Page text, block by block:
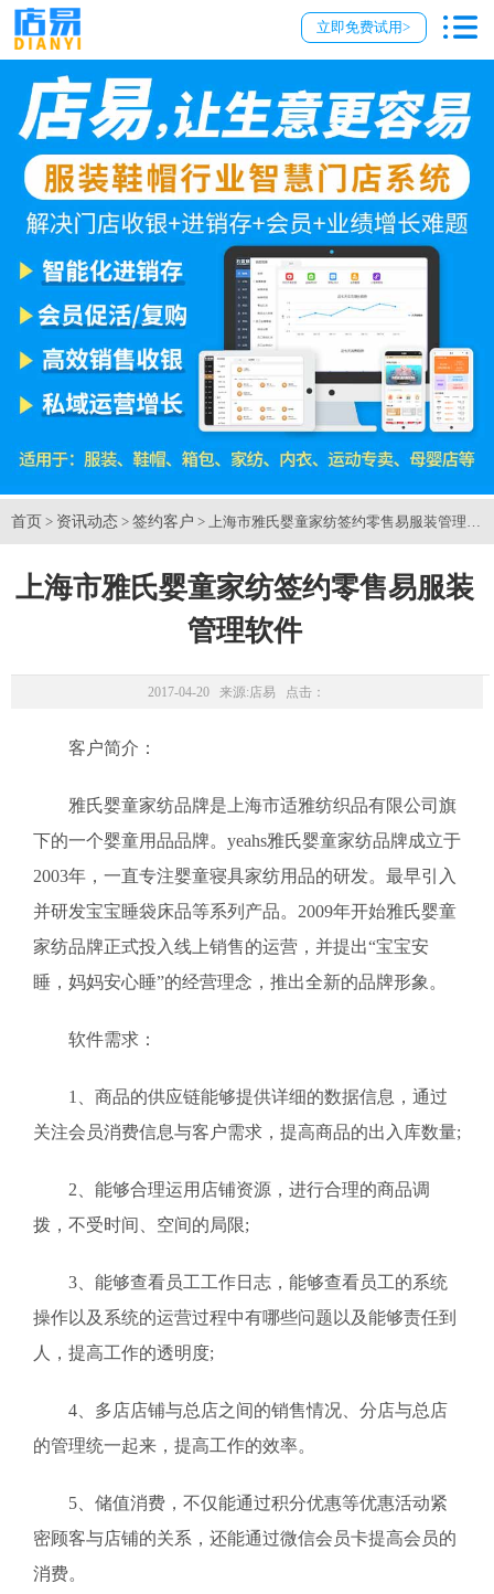
立即免费试用>
首页 > 资讯动态 > 签约客户 > 上海市雅氏婴童家纺签约零售易服装管理软件
上海市雅氏婴童家纺签约零售易服装
管理软件
2017-04-20 来源:店易 点击：
客户简介：
雅氏婴童家纺品牌是上海市适雅纺织品有限公司旗
下的一个婴童用品品牌。yeahs雅氏婴童家纺品牌成立于
2003年，一直专注婴童寝具家纺用品的研发。最早引入
并研发宝宝睡袋床品等系列产品。2009年开始雅氏婴童
家纺品牌正式投入线上销售的运营，并提出“宝宝安
睡，妈妈安心睡”的经营理念，推出全新的品牌形象。
软件需求：
1、商品的供应链能够提供详细的数据信息，通过
关注会员消费信息与客户需求，提高商品的出入库数量;
2、能够合理运用店铺资源，进行合理的商品调
拨，不受时间、空间的局限;
3、能够查看员工工作日志，能够查看员工的系统
操作以及系统的运营过程中有哪些问题以及能够责任到
人，提高工作的透明度;
4、多店店铺与总店之间的销售情况、分店与总店
的管理统一起来，提高工作的效率。
5、储值消费，不仅能通过积分优惠等优惠活动紧
密顾客与店铺的关系，还能通过微信会员卡提高会员的
消费。